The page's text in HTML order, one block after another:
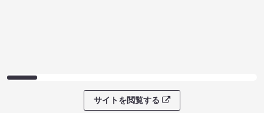
サイトを閲覧する